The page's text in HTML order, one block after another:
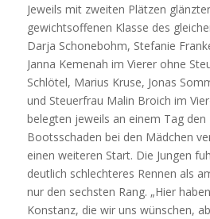
Jeweils mit zweiten Plätzen
gewichtsoffenen Klasse des
Darja Schonebohm, Stefanie
Janna Kemenah im Vierer ohne
Schlötel, Marius Kruse, Jonas
und Steuerfrau Malin Broich im
belegten jeweils an einem Tag den
Bootsschaden bei den Mädchen
einen weiteren Start. Die Jungen
deutlich schlechteres Rennen als
nur den sechsten Rang. „Hier
Konstanz, die wir uns wünschen,